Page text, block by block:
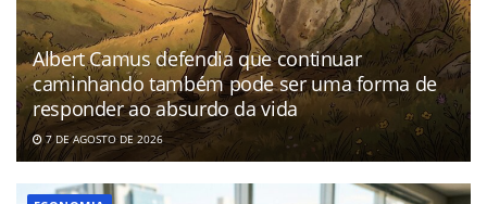
Albert Camus defendia que continuar
caminhando também pode ser uma forma de
responder ao absurdo da vida
7 DE AGOSTO DE 2026